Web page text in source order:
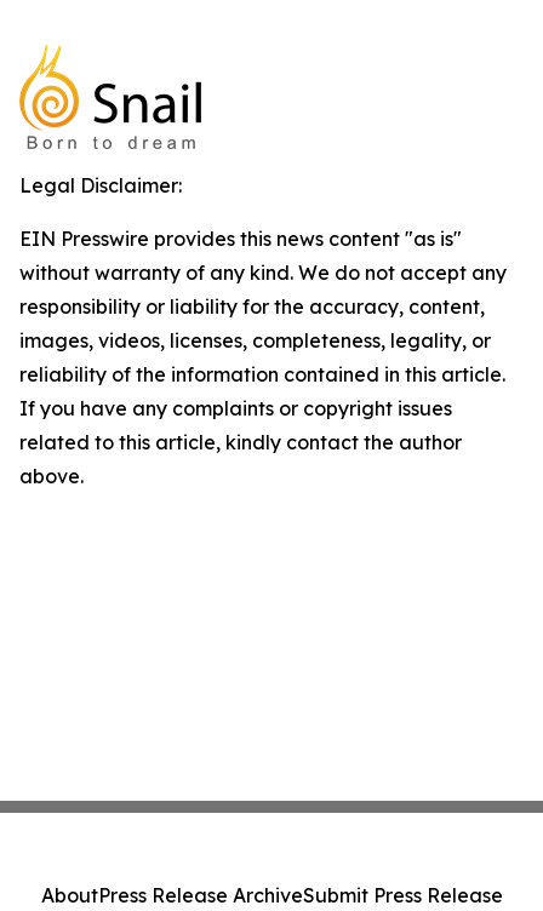
Legal Disclaimer:
EIN Presswire provides this news content "as is"
without warranty of any kind. We do not accept any
responsibility or liability for the accuracy, content,
images, videos, licenses, completeness, legality, or
reliability of the information contained in this article.
If you have any complaints or copyright issues
related to this article, kindly contact the author
above.
AboutPress Release ArchiveSubmit Press Release